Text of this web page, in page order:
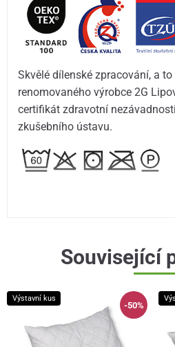
Skvělé dílenské zpracování, a
renomovaného výrobce 2G
certifikát zdravotní
zkušebního ústavu.
Související
Výstavní kus
-50%